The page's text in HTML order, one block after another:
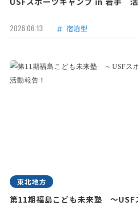
2026.06.13 宿泊型
東北地方
第11期福島こども未来塾 ～USF